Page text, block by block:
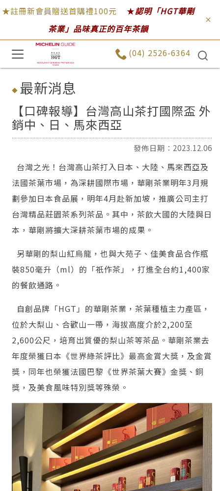
★註冊新會員贈送首購禮100元 ★認明「HGT華剛
茶業」品味真正的百年茶韻
(04) 2526-6364
最新消息
【口碑報導】台灣高山茶打國際盃 外
銷中、日、馬來西亞
發佈日期：2023.12.06
台灣之光！台灣高山茶打入日本、大陸、馬來西亞及
法國茶葉市場，為深耕國際市場，華剛茶業明年3月規
劃參加日本食品展，明年4月赴新加坡，推廣公司主打
台灣精品莊園茶系列茶品。其中，茶飲大國的大陸與日
本，華剛將擴大深耕茶葉市場的成果。
另華剛的梨山紅烏龍，也與大苑子、佳美食品合作瓶
裝850毫升（ml）的「祇作茶」，打進全台約1,400家
的餐飲通路。
自創品牌「HGT」的華剛茶業，茶葉種植主力產區，
位於大梨山、合歡山一帶，海拔高度介於2,200至
2,600公尺，培育出質優的梨山茶等茶品。華剛茶業去
年度榮獲日本《世界綠茶評比》最高金賞大獎，及金賞
獎，同年也榮獲法國巴黎《世界茶葉大賽》金獎、銅
獎，及美食風味特別獎等殊榮。